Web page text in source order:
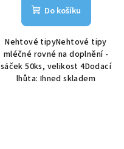
Do košíku
Nehtové tipyNehtové tipy
mléčné rovné na doplnění -
sáček 50ks, velikost 4Dodací
lhůta: Ihned skladem